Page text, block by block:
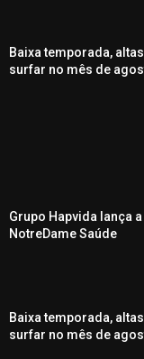
Baixa temporada,
surfar no mês de
Grupo Hapvida lança
NotreDame Saúde
Baixa temporada,
surfar no mês de